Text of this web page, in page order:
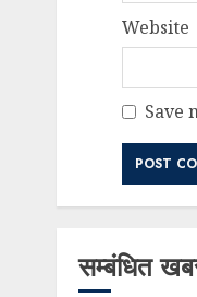
Website
Save
सम्बंधित